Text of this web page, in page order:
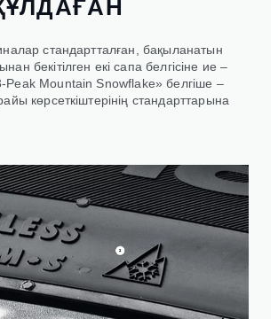
стандартталған, бақыланатын
бекітілген екі сапа белгісіне ие –
Peak Mountain Snowflake» белгіше –
көрсеткіштерінің стандарттарына